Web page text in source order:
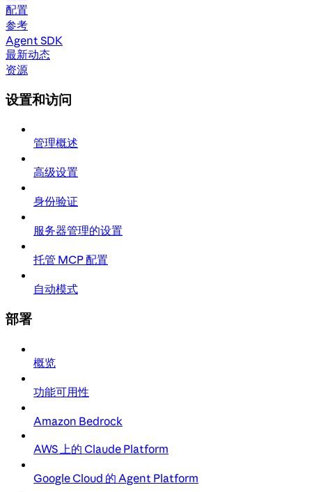
配置
参考
Agent SDK
最新动态
资源
设置和访问
管理概述
高级设置
身份验证
服务器管理的设置
托管 MCP 配置
自动模式
部署
概览
功能可用性
Amazon Bedrock
AWS 上的 Claude Platform
Google Cloud 的 Agent Platform